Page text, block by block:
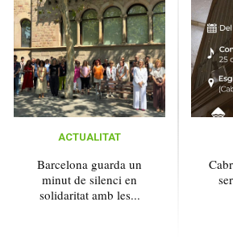
ACTUALITAT
Barcelona guarda un
minut de silenci en
solidaritat amb les...